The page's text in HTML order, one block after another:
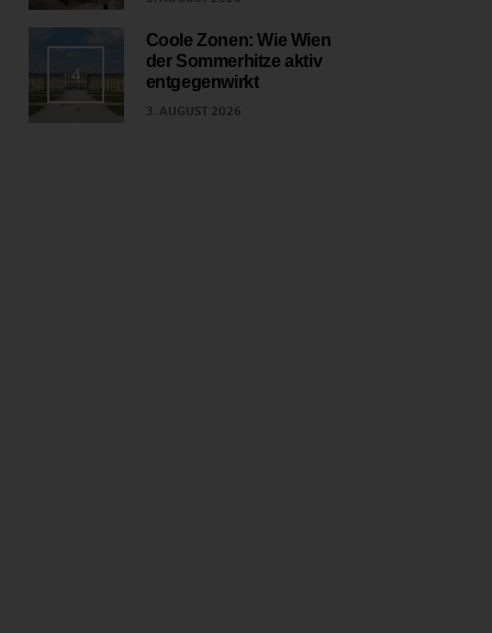
4
Coole Zonen: Wie Wien
der Sommerhitze aktiv
entgegenwirkt
3. AUGUST 2026